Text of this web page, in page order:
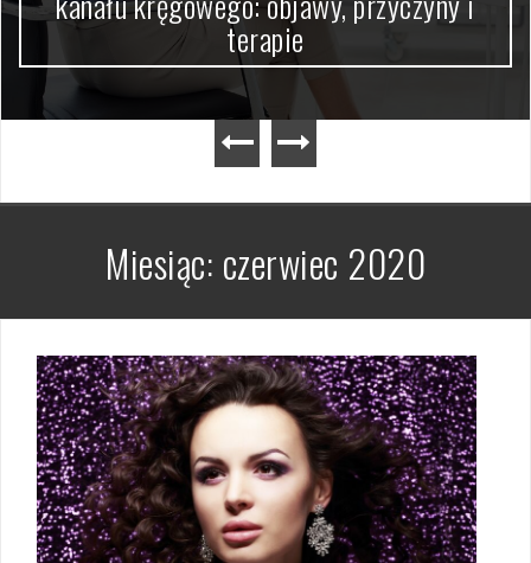
terapie
Miesiąc: czerwiec 2020